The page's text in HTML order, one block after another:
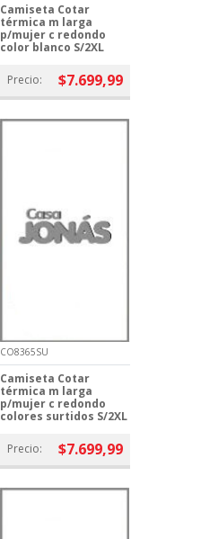
Camiseta Cotar
térmica m larga
p/mujer c redondo
color blanco S/2XL
Precio: $7.699,99
CO8365SU
Camiseta Cotar
térmica m larga
p/mujer c redondo
colores surtidos S/2XL
Precio: $7.699,99